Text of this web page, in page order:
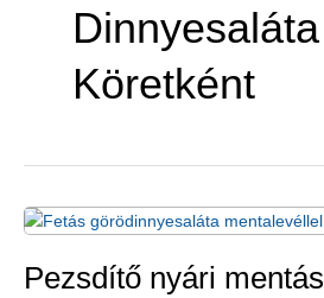
Dinnyesaláta
Köretként
Pezsdítő nyári mentás